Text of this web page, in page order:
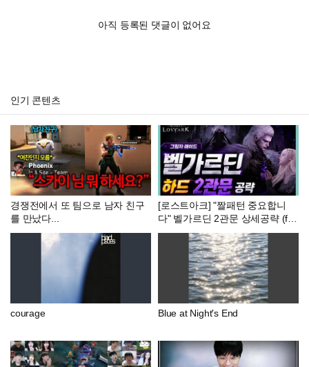
아직 등록된 댓글이 없어요
인기 콘텐츠
경쟁전에서 또 팀으로 남자 친구
를 만났다...
[로스트아크] "짤패턴 중요합니
다" 벨가르딘 2관문 상세공략 (fea
t. 모든잡기, 저가패턴 상세설명)
courage Blue at Night′s End